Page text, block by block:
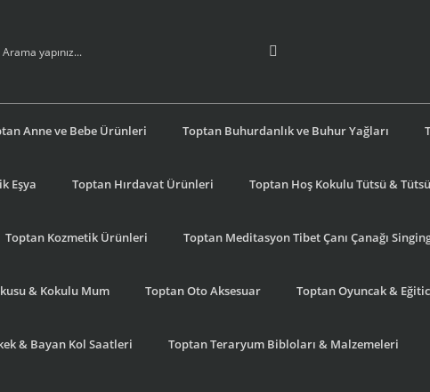
Anne ve Bebe Ürünleri Toptan Buhurdanlık ve Buhur Yağları
Eşya Toptan Hırdavat Ürünleri Toptan Hoş Kokulu Tütsü &
Toptan Kozmetik Ürünleri Toptan Meditasyon Tibet Çanı Çanağı
& Kokulu Mum Toptan Oto Aksesuar Toptan Oyuncak &
& Bayan Kol Saatleri Toptan Teraryum Bibloları & Malzemeleri